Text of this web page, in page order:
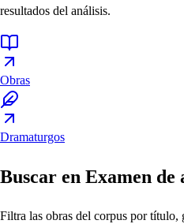
resultados del análisis.
Obras
Dramaturgos
Buscar en Examen de
Filtra las obras del corpus por título,